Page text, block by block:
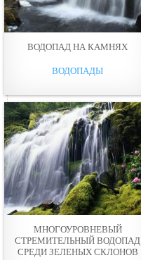
ВОДОПАД НА КАМНЯХ
ВОДОПАДЫ
МНОГОУРОВНЕВЫЙ
СТРЕМИТЕЛЬНЫЙ ВОДОПАД
СРЕДИ ЗЕЛЕНЫХ СКЛОНОВ